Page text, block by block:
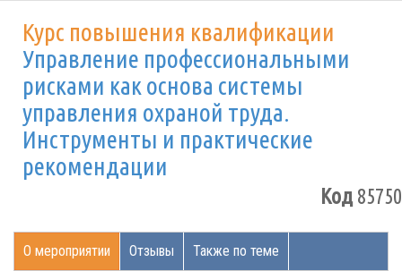
Курс повышения квалификации
Управление профессиональными
рисками как основа системы
управления охраной труда.
Инструменты и практические
рекомендации
Код85750
О мероприятии Отзывы Также по теме